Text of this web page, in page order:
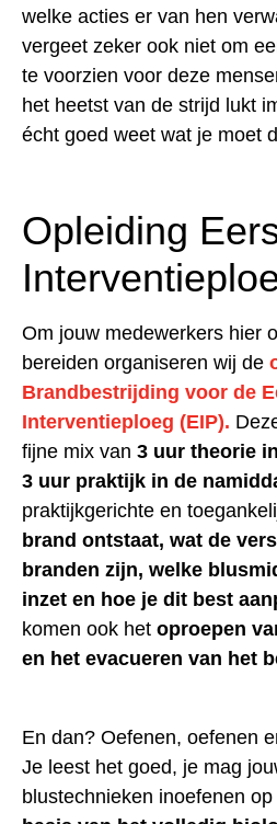
welke acties er van hen
vergeet zeker ook niet om
te voorzien voor deze
het heetst van de strijd lukt
écht goed weet wat je moet
Opleiding
Om jouw medewerkers hier
bereiden organiseren wij de
Brandbestrijding voor de
Interventieploeg (EIP).
fijne mix van 3 uur theorie
3 uur praktijk in de
praktijkgerichte en
brand ontstaat, wat de
branden zijn, welke
inzet en hoe je dit best
komen ook het oproepen
en het evacueren van het
En dan? Oefenen, oefenen
Je leest het goed, je mag
blustechnieken inoefenen op